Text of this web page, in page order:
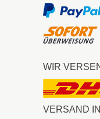
WIR
VERSAND